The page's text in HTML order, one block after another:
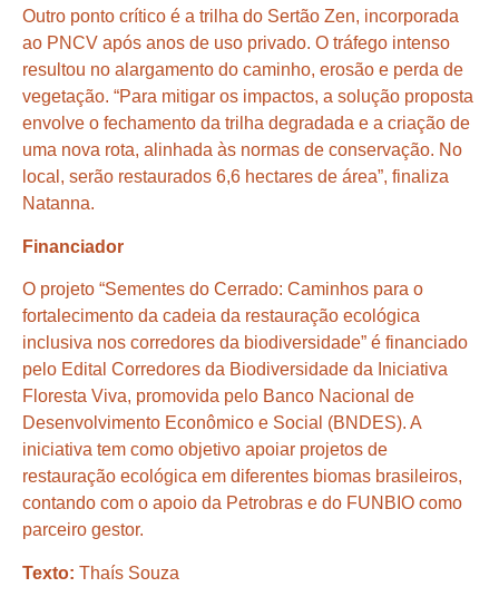
Outro ponto crítico é a trilha do Sertão Zen, incorporada
ao PNCV após anos de uso privado. O tráfego intenso
resultou no alargamento do caminho, erosão e perda de
vegetação. “Para mitigar os impactos, a solução proposta
envolve o fechamento da trilha degradada e a criação de
uma nova rota, alinhada às normas de conservação. No
local, serão restaurados 6,6 hectares de área”, finaliza
Natanna.
Financiador
O projeto “Sementes do Cerrado: Caminhos para o
fortalecimento da cadeia da restauração ecológica
inclusiva nos corredores da biodiversidade” é financiado
pelo Edital Corredores da Biodiversidade da Iniciativa
Floresta Viva, promovida pelo Banco Nacional de
Desenvolvimento Econômico e Social (BNDES). A
iniciativa tem como objetivo apoiar projetos de
restauração ecológica em diferentes biomas brasileiros,
contando com o apoio da Petrobras e do FUNBIO como
parceiro gestor.
Texto: Thaís Souza